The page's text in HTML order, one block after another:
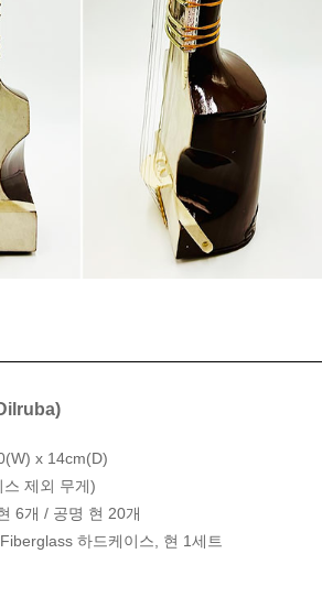
x 14cm(D)
제외 무게)
6개 / 공명 현 20개
하드케이스, 현 1세트